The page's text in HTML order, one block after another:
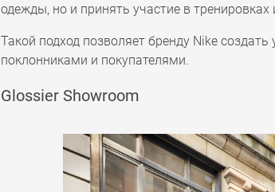
одежды, но и принять участие в
Такой подход позволяет бренду Nike
поклонниками и покупателями.
Glossier Showroom